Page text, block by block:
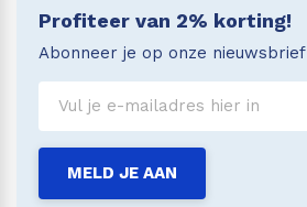
Profiteer van 2% korting!
Abonneer je op onze nieuwsbrief
MELD JE AAN